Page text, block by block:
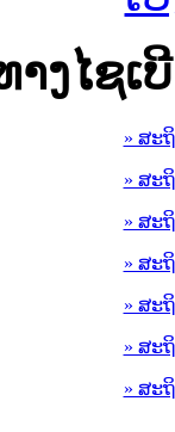
ງໄຊເບີ
» ສະ
» ສະ
» ສະ
» ສະ
» ສະ
» ສະ
» ສະ